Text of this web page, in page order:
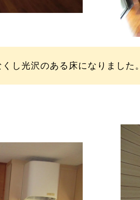
し光沢のある床になりました。